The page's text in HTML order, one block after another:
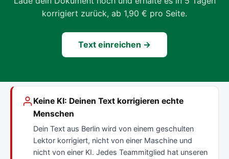
korrigiert zurück, ab 1,90 € pro Seite.
Text einreichen →
Keine KI: Deinen Text korrigieren echte
Menschen
Dein Text aus Berlin wird von einem geschulten
Lektor korrigiert, nicht von einer Maschine und
nicht von einer KI. Jedes Teammitglied hat unseren